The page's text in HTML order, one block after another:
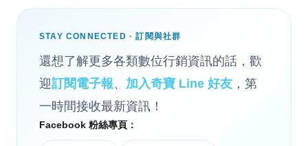
STAY CONNECTED · 訂閱與社群
還想了解更多各類數位行銷資訊的話，歡
迎訂閱電子報、 加入奇寶 Line 好友 ，第
一時間接收最新資訊！
Facebook 粉絲專頁：